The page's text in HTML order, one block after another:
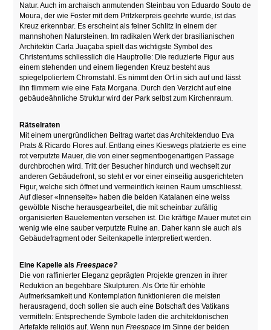
Natur. Auch im archaisch anmutenden Steinbau von Eduardo Souto de
Moura, der wie Foster mit dem Pritzkerpreis geehrte wurde, ist das
Kreuz erkennbar. Es erscheint als feiner Schlitz in einem der
mannshohen Natursteinen. Im radikalen Werk der brasilianischen
Architektin Carla Juaçaba spielt das wichtigste Symbol des
Christentums schliesslich die Hauptrolle: Die reduzierte Figur aus
einem stehenden und einem liegenden Kreuz besteht aus
spiegelpoliertem Chromstahl. Es nimmt den Ort in sich auf und lässt
ihn flimmern wie eine Fata Morgana. Durch den Verzicht auf eine
gebäudeähnliche Struktur wird der Park selbst zum Kirchenraum.
Rätselraten
Mit einem unergründlichen Beitrag wartet das Architektenduo Eva
Prats & Ricardo Flores auf. Entlang eines Kieswegs platzierte es eine
rot verputzte Mauer, die von einer segmentbogenartigen Passage
durchbrochen wird. Tritt der Besucher hindurch und wechselt zur
anderen Gebäudefront, so steht er vor einer einseitig ausgerichteten
Figur, welche sich öffnet und vermeintlich keinen Raum umschliesst.
Auf dieser «Innenseite» haben die beiden Katalanen eine weiss
gewölbte Nische herausgearbeitet, die mit scheinbar zufällig
organisierten Bauelementen versehen ist. Die kräftige Mauer mutet ein
wenig wie eine sauber verputzte Ruine an. Daher kann sie auch als
Gebäudefragment oder Seitenkapelle interpretiert werden.
Eine Kapelle alsFreespace?
Die von raffinierter Eleganz geprägten Projekte grenzen in ihrer
Reduktion an begehbare Skulpturen. Als Orte für erhöhte
Aufmerksamkeit und Kontemplation funktionieren die meisten
herausragend, doch sollen sie auch eine Botschaft des Vatikans
vermitteln: Entsprechende Symbole laden die architektonischen
Artefakte religiös auf. Wenn nunFreespaceim Sinne der beiden